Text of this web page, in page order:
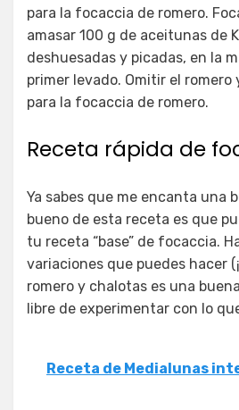
para la focaccia de romero.
amasar 100 g de aceitunas de
deshuesadas y picadas, en la
primer levado. Omitir el
para la focaccia de romero.
Receta rápida de
Ya sabes que me encanta una
bueno de esta receta es que
tu receta “base” de focaccia.
variaciones que puedes hacer
romero y chalotas es una
libre de experimentar con lo
Receta de Medialunas